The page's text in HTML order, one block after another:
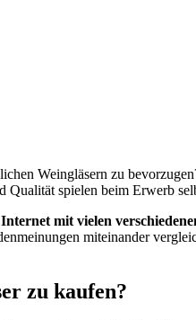
Weingläsern zu
spielen beim Erwerb
mit vielen
miteinander
zu kaufen?